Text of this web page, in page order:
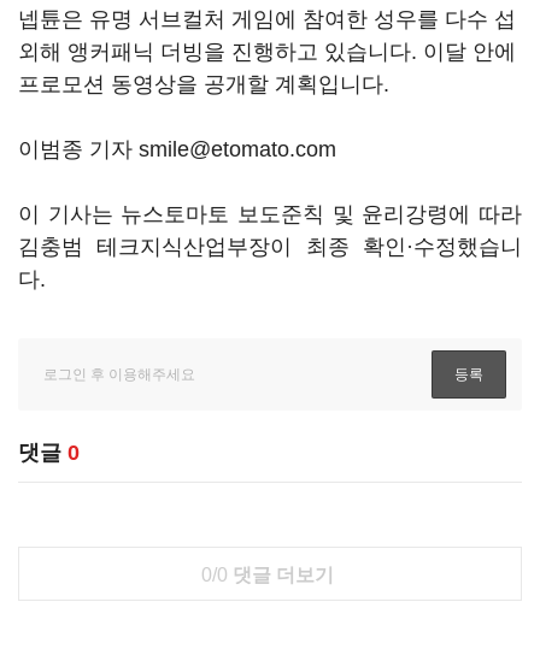
넵튠은 유명 서브컬처 게임에 참여한 성우를 다수 섭
외해 앵커패닉 더빙을 진행하고 있습니다. 이달 안에
프로모션 동영상을 공개할 계획입니다.
이범종 기자 smile@etomato.com
이 기사는 뉴스토마토 보도준칙 및 윤리강령에 따라
김충범 테크지식산업부장이 최종 확인·수정했습니
다.
댓글 0
0/0 댓글 더보기